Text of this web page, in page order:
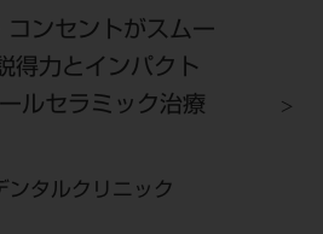
コンセントがスムー
得力とインパクト
ルセラミック治療
ンタルクリニック